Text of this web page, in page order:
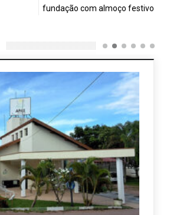
fundação com almoço festivo